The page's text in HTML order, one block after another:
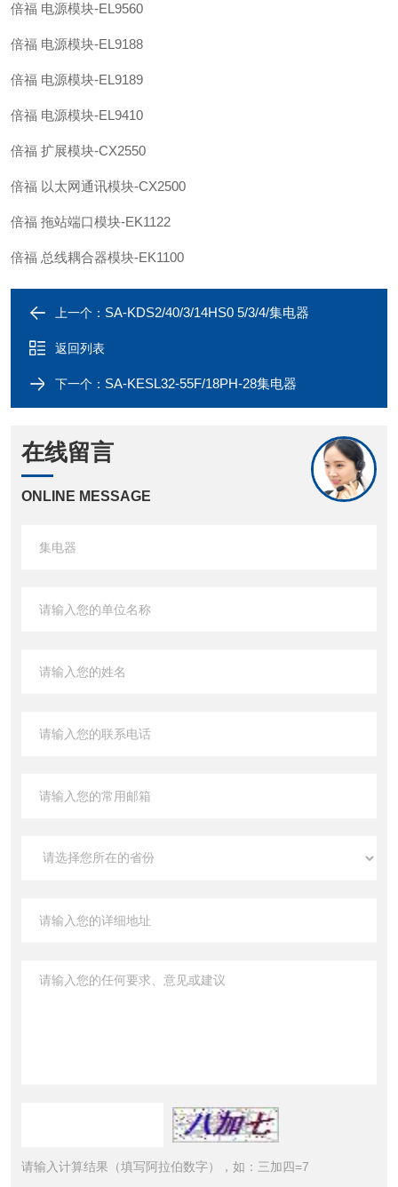
倍福 电源模块-EL9560
倍福 电源模块-EL9188
倍福 电源模块-EL9189
倍福 电源模块-EL9410
倍福 扩展模块-CX2550
倍福 以太网通讯模块-CX2500
倍福 拖站端口模块-EK1122
倍福 总线耦合器模块-EK1100
上一个： SA-KDS2/40/3/14HS0 5/3/4/集电器
返回列表
下一个： SA-KESL32-55F/18PH-28集电器
在线留言
ONLINE MESSAGE
请输入计算结果（填写阿拉伯数字），如：三加四=7